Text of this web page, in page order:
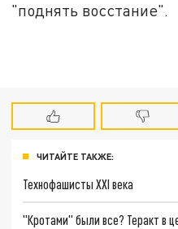
"поднять восстание".
ЧИТАЙТЕ ТАКЖЕ:
Технофашисты XXI века
"Кротами" были все? Теракт в